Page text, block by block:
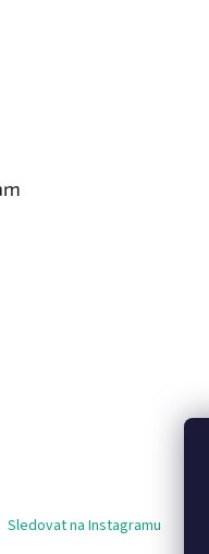
Sledovat na Instagramu